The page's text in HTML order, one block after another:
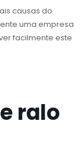
causas do
uma empresa
facilmente este
ralo